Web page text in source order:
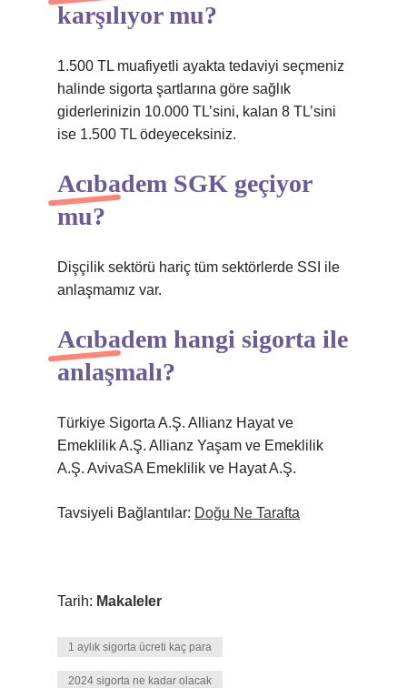
karşılıyor mu?
1.500 TL muafiyetli ayakta tedaviyi seçmeniz
halinde sigorta şartlarına göre sağlık
giderlerinizin 10.000 TL’sini, kalan 8 TL’sini
ise 1.500 TL ödeyeceksiniz.
Acıbadem SGK geçiyor
mu?
Dişçilik sektörü hariç tüm sektörlerde SSI ile
anlaşmamız var.
Acıbadem hangi sigorta ile
anlaşmalı?
Türkiye Sigorta A.Ş. Allianz Hayat ve
Emeklilik A.Ş. Allianz Yaşam ve Emeklilik
A.Ş. AvivaSA Emeklilik ve Hayat A.Ş.
Tavsiyeli Bağlantılar: Doğu Ne Tarafta
Tarih: Makaleler
1 aylık sigorta ücreti kaç para
2024 sigorta ne kadar olacak